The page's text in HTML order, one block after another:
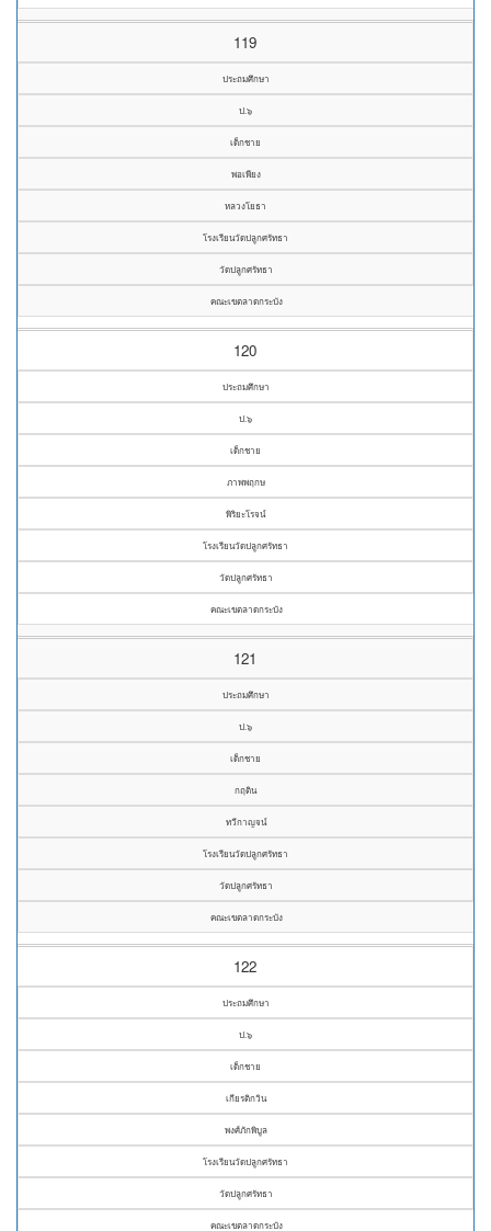
119
ประถมศึกษา
ป.๖
เด็กชาย
พอเพียง
หลวงโยธา
โรงเรียนวัดปลูกศรัทธา
วัดปลูกศรัทธา
คณะเขตลาดกระบัง
120
ประถมศึกษา
ป.๖
เด็กชาย
ภาพพฤกษ
พิริยะโรจน์
โรงเรียนวัดปลูกศรัทธา
วัดปลูกศรัทธา
คณะเขตลาดกระบัง
121
ประถมศึกษา
ป.๖
เด็กชาย
กฤติน
ทวีกาญจน์
โรงเรียนวัดปลูกศรัทธา
วัดปลูกศรัทธา
คณะเขตลาดกระบัง
122
ประถมศึกษา
ป.๖
เด็กชาย
เกียรติกวิน
พงศ์ภักพิบูล
โรงเรียนวัดปลูกศรัทธา
วัดปลูกศรัทธา
คณะเขตลาดกระบัง